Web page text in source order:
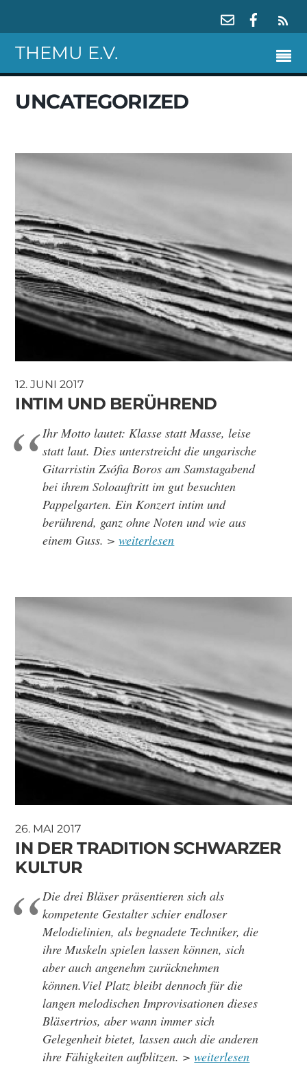
THEMU E.V.
UNCATEGORIZED
12. JUNI 2017
INTIM UND BERÜHREND
Ihr Motto lautet: Klasse statt Masse, leise
statt laut. Dies unterstreicht die ungarische
Gitarristin Zsófia Boros am Samstagabend
bei ihrem Soloauftritt im gut besuchten
Pappelgarten. Ein Konzert intim und
berührend, ganz ohne Noten und wie aus
einem Guss. >weiterlesen
26. MAI 2017
IN DER TRADITION SCHWARZER
KULTUR
Die drei Bläser präsentieren sich als
kompetente Gestalter schier endloser
Melodielinien, als begnadete Techniker, die
ihre Muskeln spielen lassen können, sich
aber auch angenehm zurücknehmen
können.Viel Platz bleibt dennoch für die
langen melodischen Improvisationen dieses
Bläsertrios, aber wann immer sich
Gelegenheit bietet, lassen auch die anderen
ihre Fähigkeiten aufblitzen. >weiterlesen